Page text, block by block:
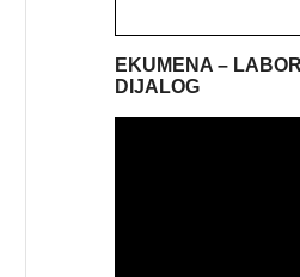
EKUMENA –
DIJALOG